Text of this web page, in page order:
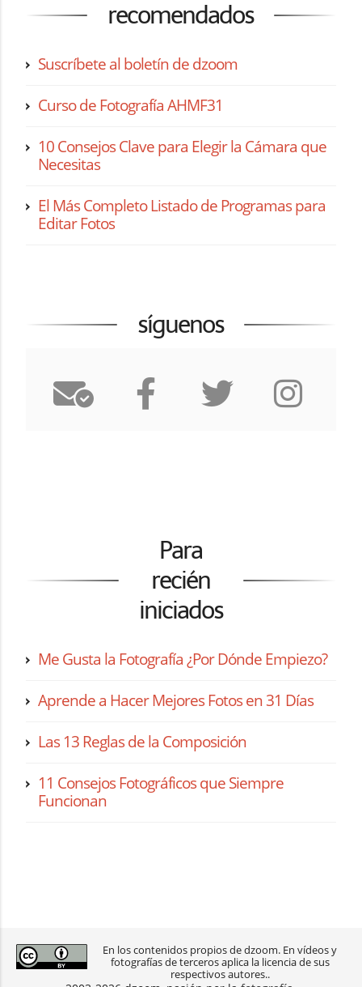
recomendados
Suscríbete al boletín de dzoom
Curso de Fotografía AHMF31
10 Consejos Clave para Elegir la Cámara que
Necesitas
El Más Completo Listado de Programas para
Editar Fotos
síguenos
Para
recién
iniciados
Me Gusta la Fotografía ¿Por Dónde Empiezo?
Aprende a Hacer Mejores Fotos en 31 Días
Las 13 Reglas de la Composición
11 Consejos Fotográficos que Siempre
Funcionan
En los contenidos propios de dzoom. En vídeos y
fotografías de terceros aplica la licencia de sus
respectivos autores..